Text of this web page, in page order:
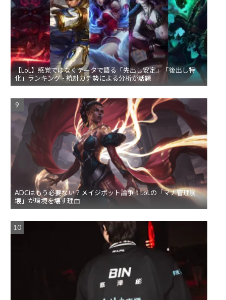
【LoL】感覚ではなくデータで語る「先出し安定」「後出し特
化」ランキング - 統計ガチ勢による分析が話題
ADCはもう必要ない？メイジボット論争：LoLの「マナ管理崩
壊」が環境を壊す理由